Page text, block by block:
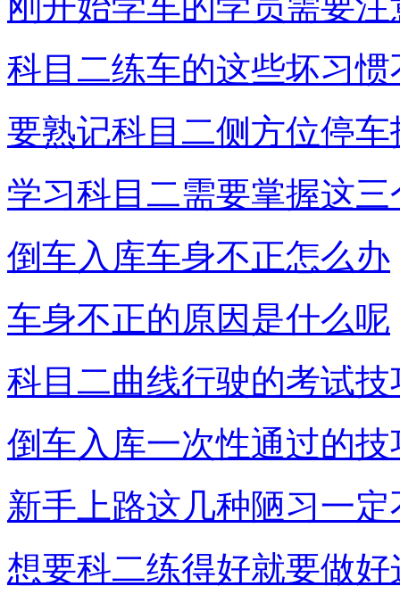
科目二练车的这些坏习惯
要熟记科目二侧方位停车
学习科目二需要掌握这三
倒车入库车身不正怎么办
车身不正的原因是什么呢
科目二曲线行驶的考试技
倒车入库一次性通过的技
新手上路这几种陋习一定
想要科二练得好就要做好